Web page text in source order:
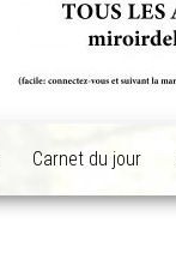
Carnet du jour